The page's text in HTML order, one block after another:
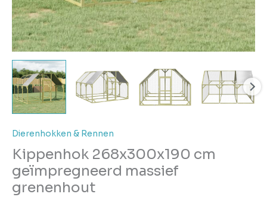
Dierenhokken & Rennen
Kippenhok 268x300x190 cm
geïmpregneerd massief
grenenhout